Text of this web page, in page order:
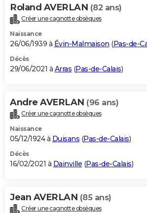
Roland AVERLAN (82 ans)
Créer une cagnotte obsèques
Naissance
26/06/1939 à Évin-Malmaison (Pas-de-
Décès
29/06/2021 à Arras (Pas-de-Calais)
Andre AVERLAN (96 ans)
Créer une cagnotte obsèques
Naissance
05/12/1924 à Duisans (Pas-de-Calais)
Décès
16/02/2021 à Dainville (Pas-de-Calais)
Jean AVERLAN (85 ans)
Créer une cagnotte obsèques